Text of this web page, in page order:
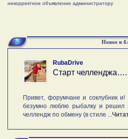
некорректное объявление администратору
Новое в
RubaDrive
Старт челленджа….
Привет, форумчане и соклубник
безумно люблю рыбалку и решил
челлендж по обмену (в стиле ...